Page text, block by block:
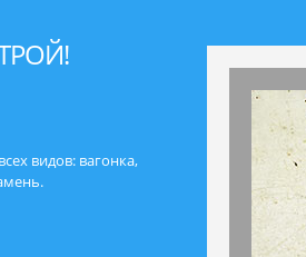
видов: вагонка,